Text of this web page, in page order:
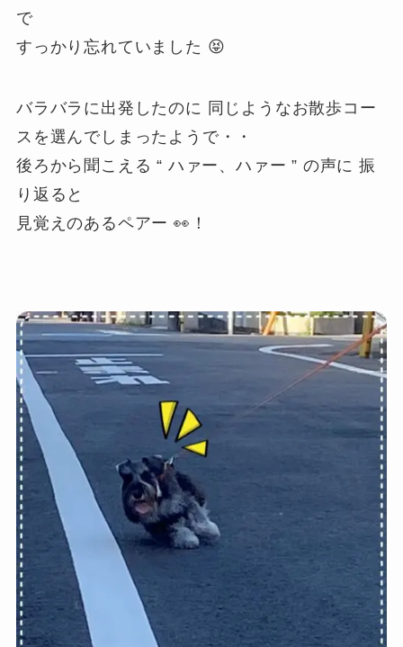
で
すっかり忘れていました 😝
バラバラに出発したのに 同じようなお散歩コー
スを選んでしまったようで・・
後ろから聞こえる “ ハァー、ハァー ” の声に 振
り返ると
見覚えのあるペアー 👀！